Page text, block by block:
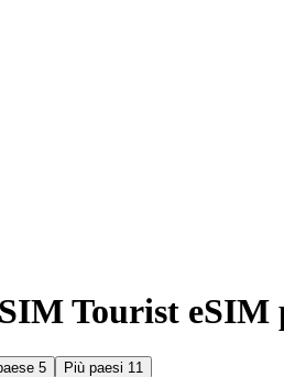
Tourist
5 Più paesi 11